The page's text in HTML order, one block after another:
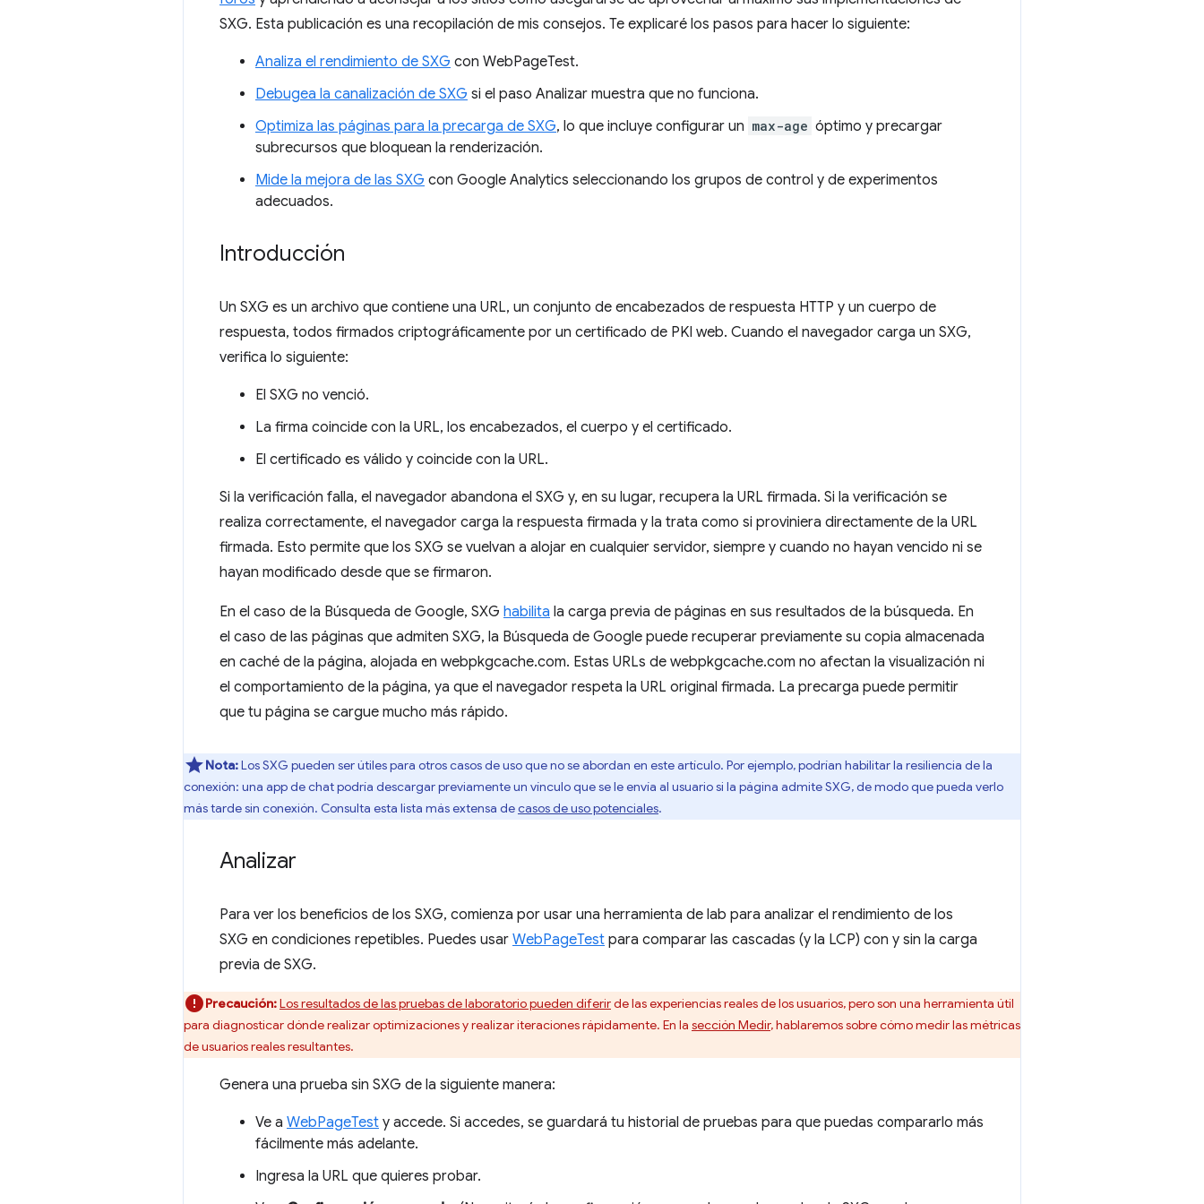
SXG. Esta publicación es una recopilación de mis consejos. Te explicaré los pasos para hacer lo siguiente:
Analiza el rendimiento de SXG con WebPageTest.
Debugea la canalización de SXG si el paso Analizar muestra que no funciona.
Optimiza las páginas para la precarga de SXG, lo que incluye configurar un max-age óptimo y precargar
subrecursos que bloquean la renderización.
Mide la mejora de las SXG con Google Analytics seleccionando los grupos de control y de experimentos
adecuados.
Introducción
Un SXG es un archivo que contiene una URL, un conjunto de encabezados de respuesta HTTP y un cuerpo de
respuesta, todos firmados criptográficamente por un certificado de PKI web. Cuando el navegador carga un SXG,
verifica lo siguiente:
El SXG no venció.
La firma coincide con la URL, los encabezados, el cuerpo y el certificado.
El certificado es válido y coincide con la URL.
Si la verificación falla, el navegador abandona el SXG y, en su lugar, recupera la URL firmada. Si la verificación se
realiza correctamente, el navegador carga la respuesta firmada y la trata como si proviniera directamente de la URL
firmada. Esto permite que los SXG se vuelvan a alojar en cualquier servidor, siempre y cuando no hayan vencido ni se
hayan modificado desde que se firmaron.
En el caso de la Búsqueda de Google, SXG habilita la carga previa de páginas en sus resultados de la búsqueda. En
el caso de las páginas que admiten SXG, la Búsqueda de Google puede recuperar previamente su copia almacenada
en caché de la página, alojada en webpkgcache.com. Estas URLs de webpkgcache.com no afectan la visualización ni
el comportamiento de la página, ya que el navegador respeta la URL original firmada. La precarga puede permitir
que tu página se cargue mucho más rápido.
Nota:Los SXG pueden ser útiles para otros casos de uso que no se abordan en este artículo. Por ejemplo, podrían habilitar la resiliencia de la
conexión: una app de chat podría descargar previamente un vínculo que se le envía al usuario si la página admite SXG, de modo que pueda verlo
más tarde sin conexión. Consulta esta lista más extensa decasos de uso potenciales.
Analizar
Para ver los beneficios de los SXG, comienza por usar una herramienta de lab para analizar el rendimiento de los
SXG en condiciones repetibles. Puedes usar WebPageTest para comparar las cascadas (y la LCP) con y sin la carga
previa de SXG.
Precaución:Los resultados de las pruebas de laboratorio pueden diferirde las experiencias reales de los usuarios, pero son una herramienta útil
para diagnosticar dónde realizar optimizaciones y realizar iteraciones rápidamente. En la sección Medir, hablaremos sobre cómo medir las métricas
de usuarios reales resultantes.
Genera una prueba sin SXG de la siguiente manera:
Ve a WebPageTest y accede. Si accedes, se guardará tu historial de pruebas para que puedas compararlo más
fácilmente más adelante.
Ingresa la URL que quieres probar.